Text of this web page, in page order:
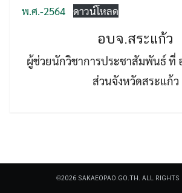
Search
พ.ศ.-2564 ดาวน์โหลด
อบจ.สระแก้ว
ผู้ช่วยนักวิชาการประชาสัมพันธ์ ที่
ส่วนจังหวัดสระแก้ว
©2026 SAKAEOPAO.GO.TH. ALL RIGHTS